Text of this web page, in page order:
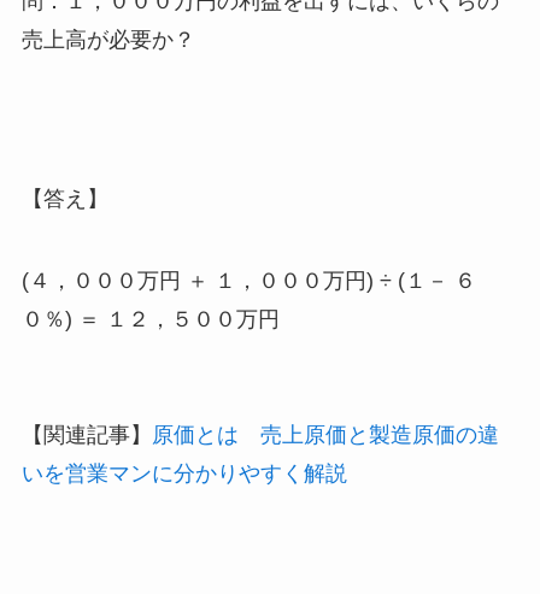
売上高が必要か？
【答え】
(４，０００万円 ＋ １，０００万円) ÷ (１－ ６
０％) ＝ １２，５００万円
【関連記事】
原価とは 売上原価と製造原価の違
いを営業マンに分かりやすく解説